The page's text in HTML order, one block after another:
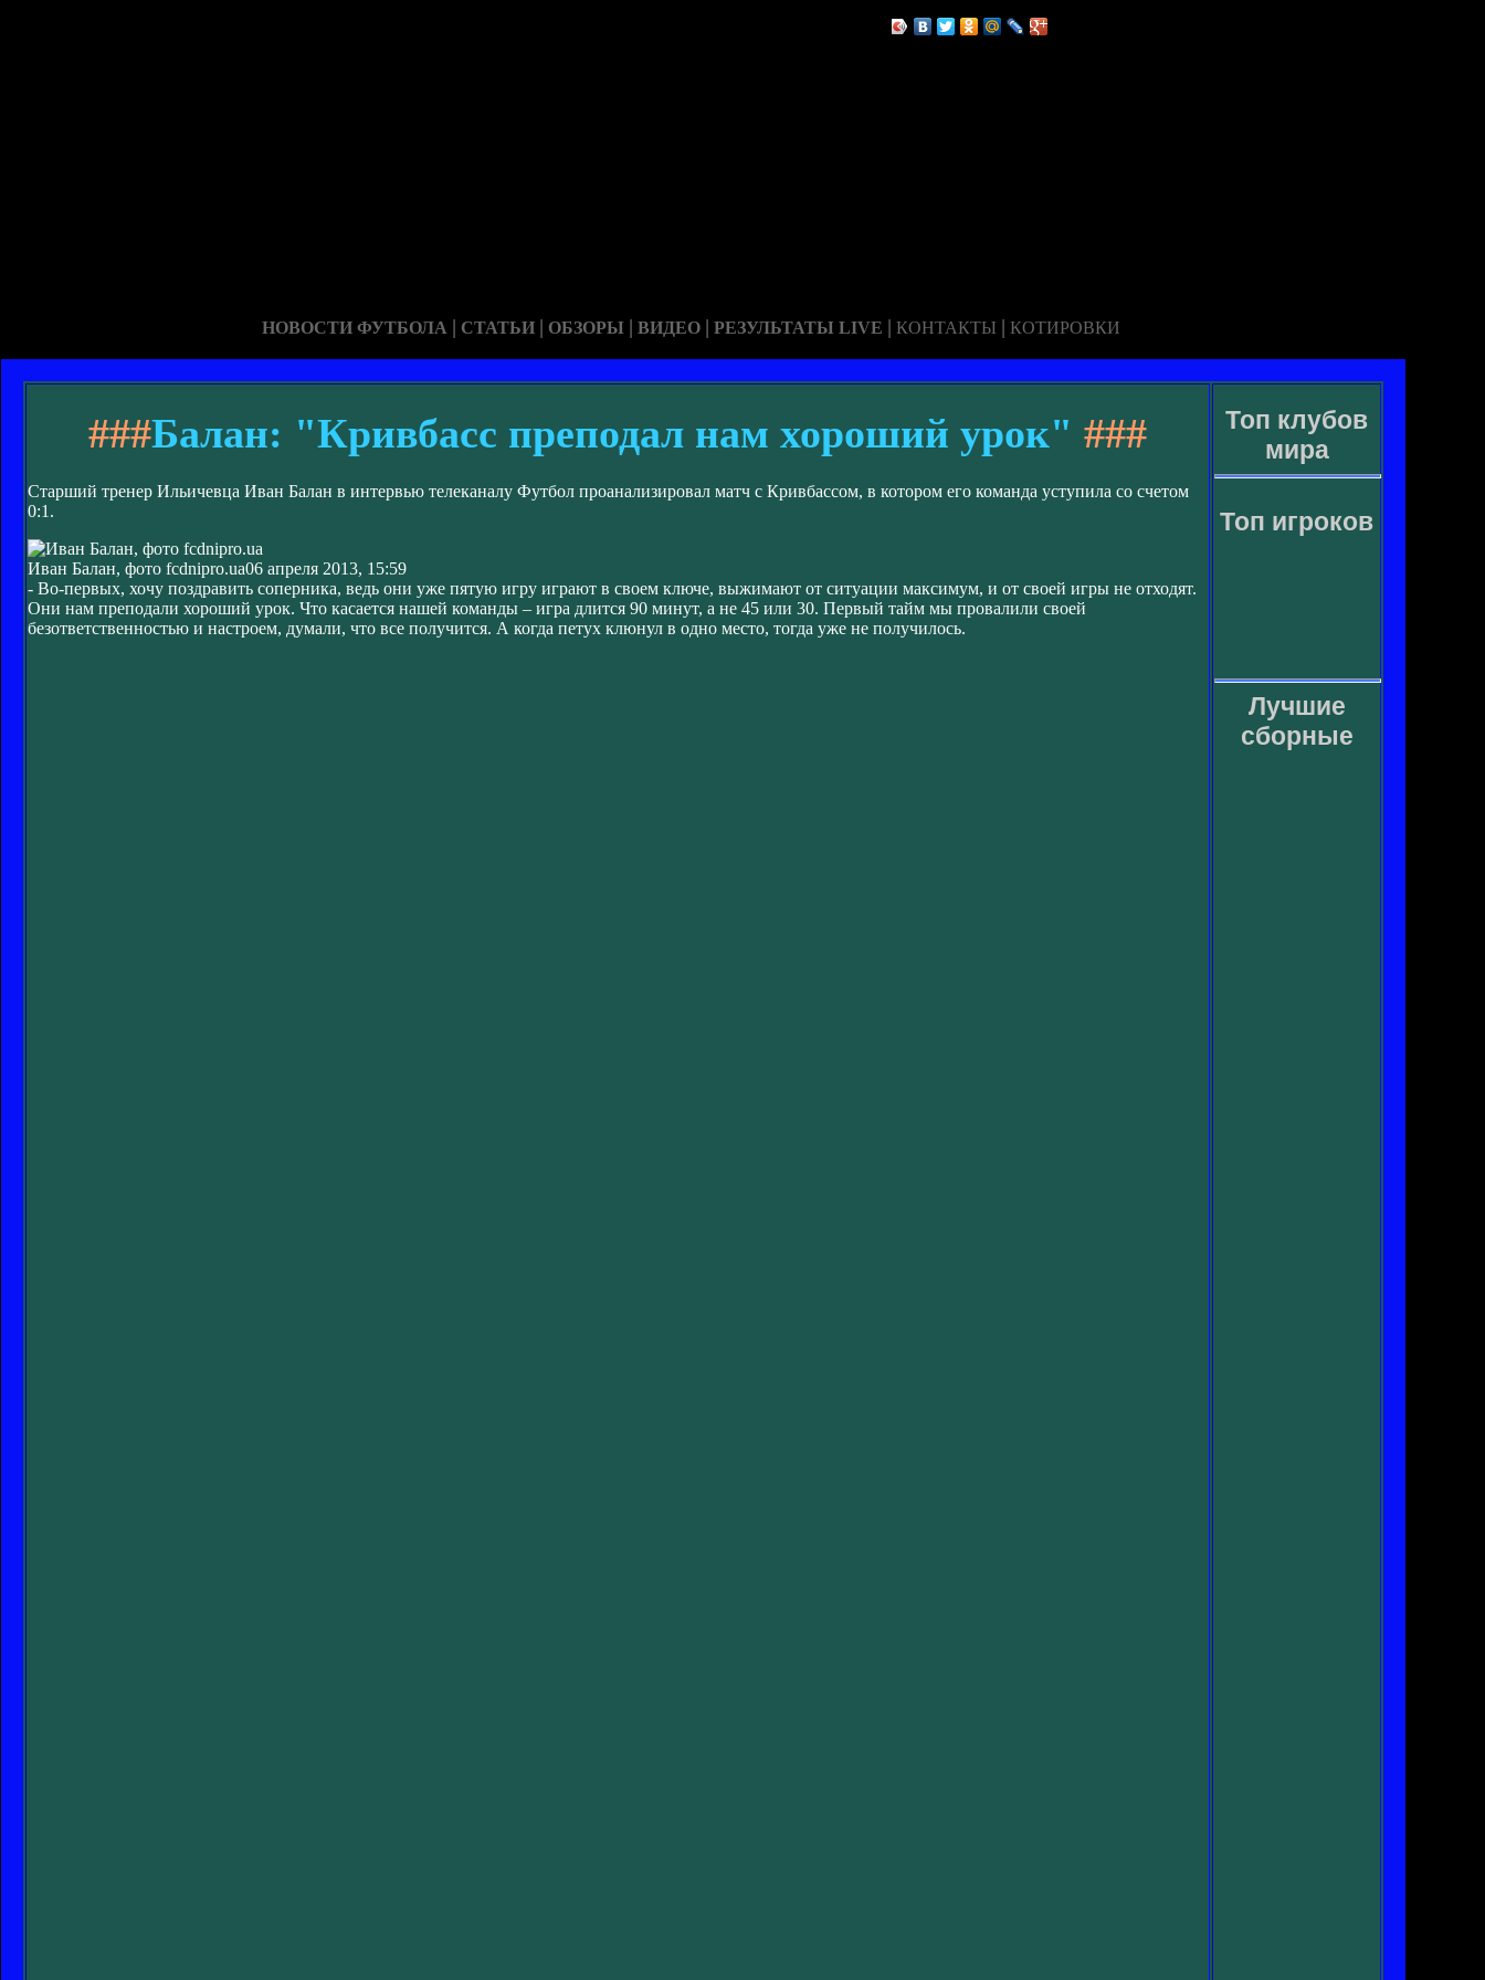
НОВОСТИ ФУТБОЛА | СТАТЬИ | ОБЗОРЫ | ВИДЕО | РЕЗУЛЬТАТЫ LIVE | КОНТАКТЫ | КОТИРОВКИ
###Балан: "Кривбасс преподал нам хороший урок" ###
Старший тренер Ильичевца Иван Балан в интервью телеканалу Футбол проанализировал матч с Кривбассом, в котором его команда уступила со счетом
0:1.
Иван Балан, фото fcdnipro.ua06 апреля 2013, 15:59
- Во-первых, хочу поздравить соперника, ведь они уже пятую игру играют в своем ключе, выжимают от ситуации максимум, и от своей игры не отходят.
Они нам преподали хороший урок. Что касается нашей команды – игра длится 90 минут, а не 45 или 30. Первый тайм мы провалили своей
безответственностью и настроем, думали, что все получится. А когда петух клюнул в одно место, тогда уже не получилось.
Топ клубов
мира
Топ игроков
Лучшие
сборные